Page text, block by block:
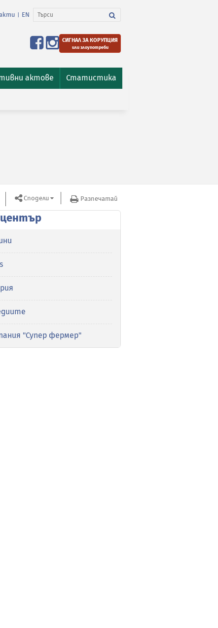
EN
СИГНАЛ ЗА КОРУПЦИЯ
или злоупотреби
актове Статистика
Сподели Разпечатай
"Супер фермер"